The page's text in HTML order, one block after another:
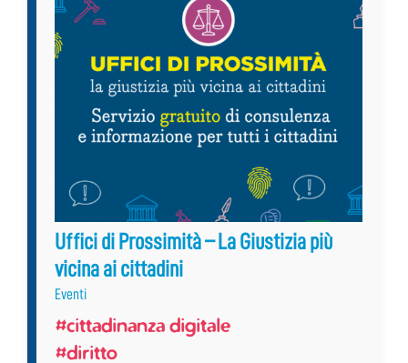
Uffici di Prossimità – La Giustizia più
vicina ai cittadini
Eventi
#cittadinanza digitale
#diritto